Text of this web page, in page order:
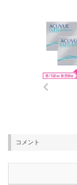
コメント